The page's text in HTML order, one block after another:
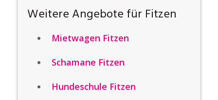
Weitere Angebote für Fitzen
Mietwagen Fitzen
Schamane Fitzen
Hundeschule Fitzen